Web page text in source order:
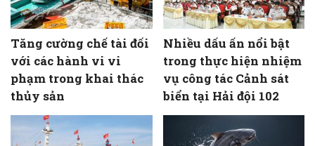
Tăng cường chế tài đối
với các hành vi vi
phạm trong khai thác
thủy sản
Nhiều dấu ấn nổi bật
trong thực hiện nhiệm
vụ công tác Cảnh sát
biển tại Hải đội 102